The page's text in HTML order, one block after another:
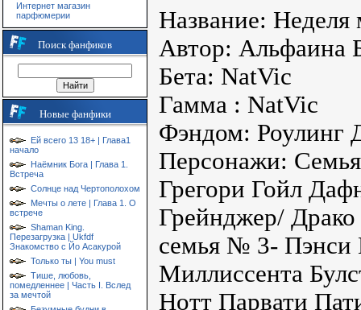
Интернет магазин
парфюмерии
Поиск фанфиков
Новые фанфики
Ей всего 13 18+ | Глава1
начало
Наёмник Бога | Глава 1.
Встреча
Солнце над Чертополохом
Мечты о лете | Глава 1. О
встрече
Shaman King.
Перезагрузка | Ukfdf
Знакомство с Йо Асакурой
Только ты | You must
Тише, любовь,
помедленнее | Часть I. Вслед
за мечтой
Название: Неделя
Автор: Альфаина
Бета: NatVic
Гамма : NatVic
Фэндом: Роулинг
Персонажи:
Грегори Гойл
Грейнджер/
семья № 3- Пэнси
Миллиссента
Нотт Парвати